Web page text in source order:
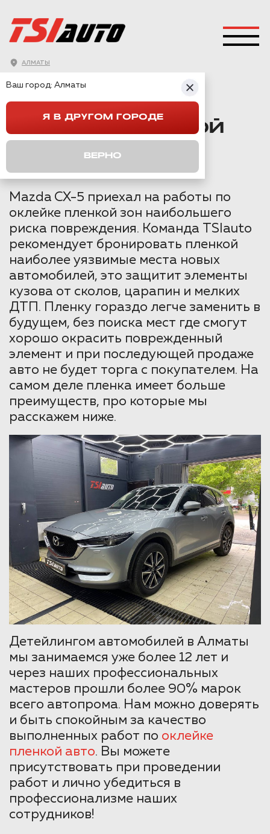
АЛМАТЫ
ОКЛЕЙКА ПЛЕНКОЙ MAZDA CX-5 В АЛМАТЫ
ОКЛЕЙКА ПЛЕНКОЙ
Mazda CX-5 приехал на работы по
оклейке пленкой зон наибольшего
риска повреждения. Команда TSIauto
рекомендует бронировать пленкой
наиболее уязвимые места новых
автомобилей, это защитит элементы
кузова от сколов, царапин и мелких
ДТП. Пленку гораздо легче заменить в
будущем, без поиска мест где смогут
хорошо окрасить поврежденный
элемент и при последующей продаже
авто не будет торга с покупателем. На
самом деле пленка имеет больше
преимуществ, про которые мы
расскажем ниже.
Детейлингом автомобилей в Алматы
мы занимаемся уже более 12 лет и
через наших профессиональных
мастеров прошли более 90% марок
всего автопрома. Нам можно доверять
и быть спокойным за качество
выполненных работ по оклейке
пленкой авто. Вы можете
присутствовать при проведении
работ и лично убедиться в
профессионализме наших
сотрудников!
Ваш город: Алматы
Я В ДРУГОМ ГОРОДЕ
ВЕРНО